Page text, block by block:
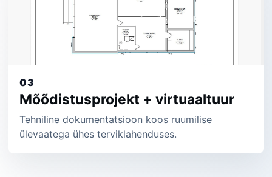
03
Mõõdistusprojekt + virtuaaltuur
Tehniline dokumentatsioon koos ruumilise
ülevaatega ühes terviklahenduses.